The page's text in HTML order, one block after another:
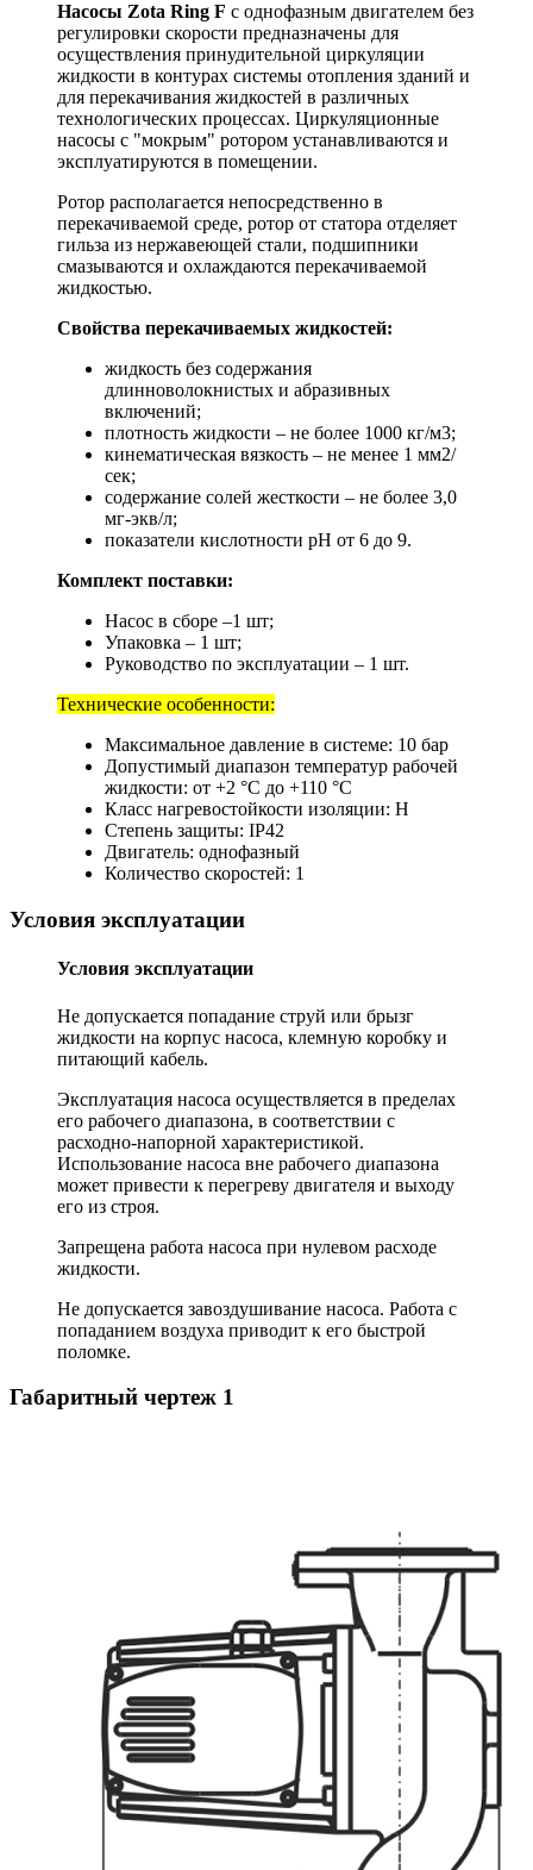
Насосы Zota Ring F с однофазным двигателем без
регулировки скорости предназначены для
осуществления принудительной циркуляции
жидкости в контурах системы отопления зданий и
для перекачивания жидкостей в различных
технологических процессах. Циркуляционные
насосы с "мокрым" ротором устанавливаются и
эксплуатируются в помещении.
Ротор располагается непосредственно в
перекачиваемой среде, ротор от статора отделяет
гильза из нержавеющей стали, подшипники
смазываются и охлаждаются перекачиваемой
жидкостью.
Свойства перекачиваемых жидкостей:
жидкость без содержания
длинноволокнистых и абразивных
включений;
плотность жидкости – не более 1000 кг/м3;
кинематическая вязкость – не менее 1 мм2/
сек;
содержание солей жесткости – не более 3,0
мг-экв/л;
показатели кислотности pH от 6 до 9.
Комплект поставки:
Насос в сборе –1 шт;
Упаковка – 1 шт;
Руководство по эксплуатации – 1 шт.
Технические особенности:
Максимальное давление в системе: 10 бар
Допустимый диапазон температур рабочей
жидкости: от +2 °С до +110 °С
Класс нагревостойкости изоляции: Н
Степень защиты: IP42
Двигатель: однофазный
Количество скоростей: 1
Условия эксплуатации
Условия эксплуатации
Не допускается попадание струй или брызг
жидкости на корпус насоса, клемную коробку и
питающий кабель.
Эксплуатация насоса осуществляется в пределах
его рабочего диапазона, в соответствии с
расходно-напорной характеристикой.
Использование насоса вне рабочего диапазона
может привести к перегреву двигателя и выходу
его из строя.
Запрещена работа насоса при нулевом расходе
жидкости.
Не допускается завоздушивание насоса. Работа с
попаданием воздуха приводит к его быстрой
поломке.
Габаритный чертеж 1